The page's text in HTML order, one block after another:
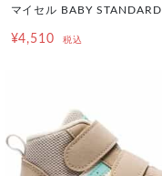
マイセル BABY STANDARD
¥4,510 税込